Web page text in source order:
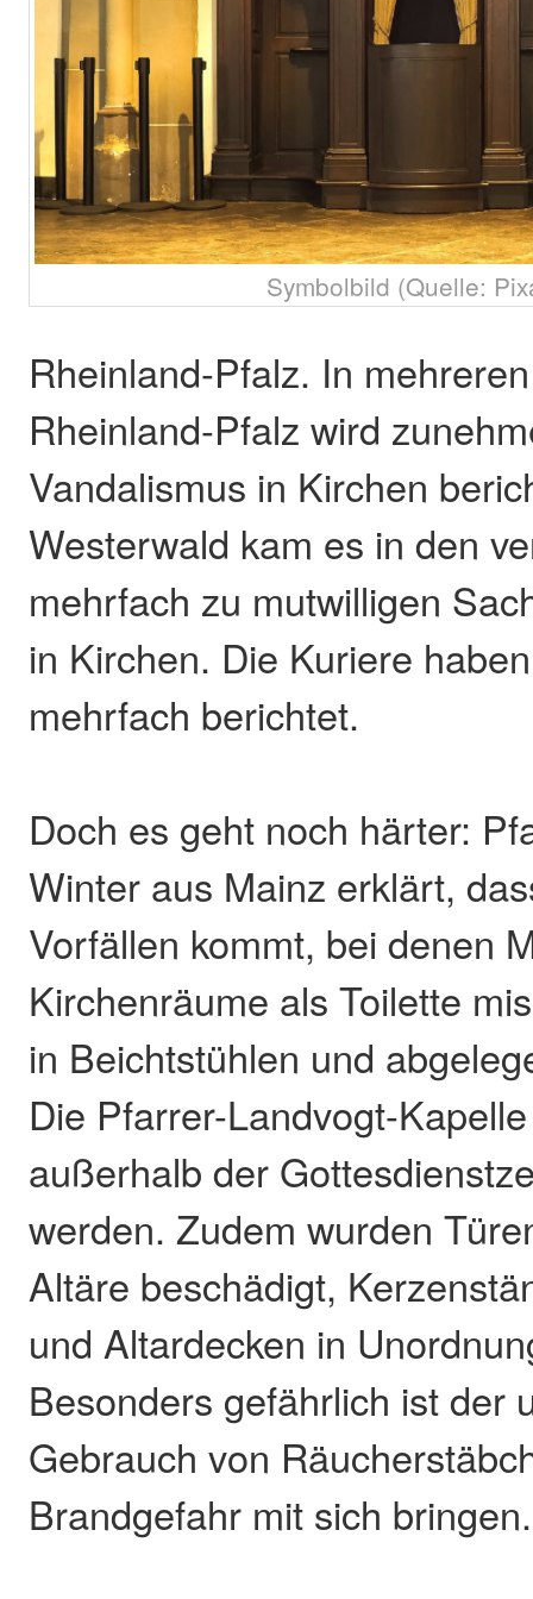
Symbolbild (Quelle:
Rheinland-Pfalz. In
Rheinland-Pfalz wird
Vandalismus in Kirchen
Westerwald kam es in den
mehrfach zu mutwilligen
in Kirchen. Die Kuriere
mehrfach berichtet.
Doch es geht noch härter:
Winter aus Mainz erklärt,
Vorfällen kommt, bei denen
Kirchenräume als Toilette
in Beichtstühlen und
Die Pfarrer-Landvogt-
außerhalb der
werden. Zudem wurden
Altäre beschädigt,
und Altardecken in
Besonders gefährlich ist der
Gebrauch von
Brandgefahr mit sich bringen.